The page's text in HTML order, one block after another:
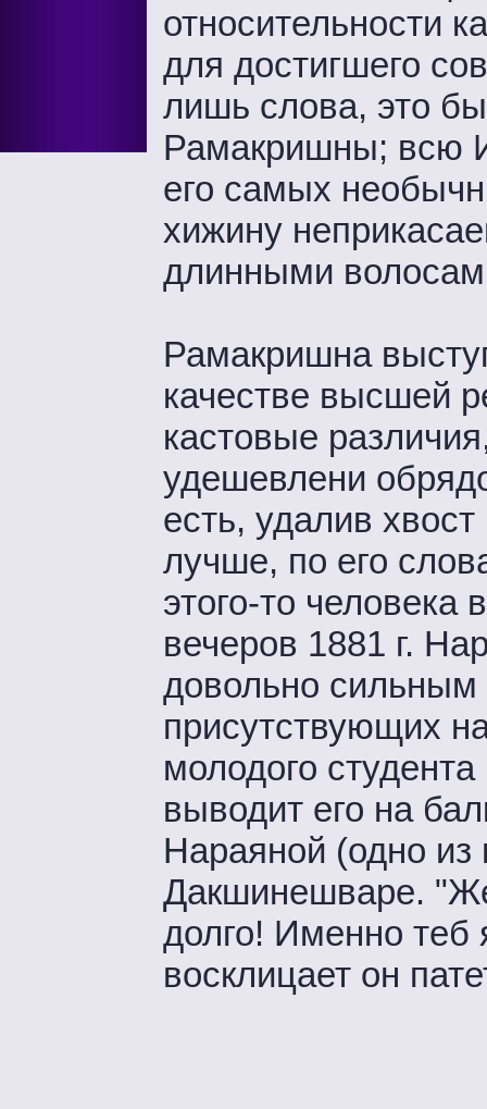
относительности
для достигшего
лишь слова, это
Рамакришны; всю
его самых
хижину
длинными
Рамакришна
качестве высшей
кастовые
удешевлени
есть, удалив хвост
лучше, по его
этого-то человека
вечеров 1881 г.
довольно сильным
присутствующих
молодого
выводит его на
Нараяной (одно из
Дакшинешваре.
долго! Именно теб
восклицает он